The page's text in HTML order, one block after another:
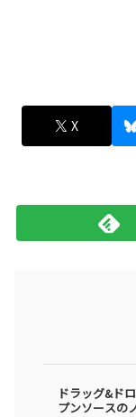
X
ドラッグ&ド
プンソースの